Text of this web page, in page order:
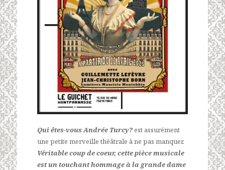
Qui êtes-vous Andrée Turcy?est assurément
une petite merveille théâtrale à ne pas manquer.
Véritable coup de coeur, cette pièce musicale
est un touchant hommage à la grande dame